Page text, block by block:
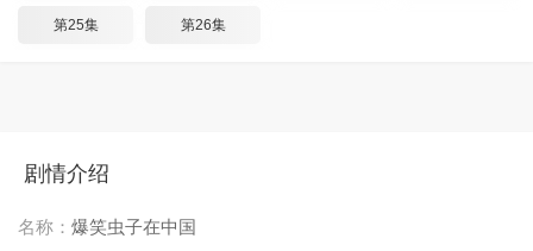
第25集 第26集
剧情介绍
名称： 爆笑虫子在中国